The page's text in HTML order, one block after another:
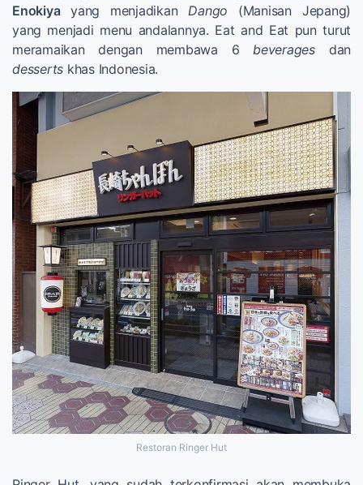
Enokiyayang menjadikan Dango (Manisan Jepang)
yang menjadi menu andalannya. Eat and Eat pun turut
meramaikan dengan membawa 6 beveragesdan
desserts khas Indonesia.
Restoran Ringer Hut